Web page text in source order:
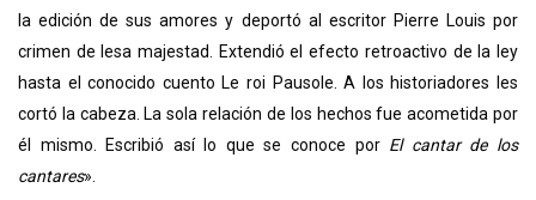
la edición de sus amores y deportó al escritor Pierre Louis por
crimen de lesa majestad. Extendió el efecto retroactivo de la ley
hasta el conocido cuento Le roi Pausole. A los historiadores les
cortó la cabeza. La sola relación de los hechos fue acometida por
él mismo. Escribió así lo que se conoce por El cantar de los
cantares».